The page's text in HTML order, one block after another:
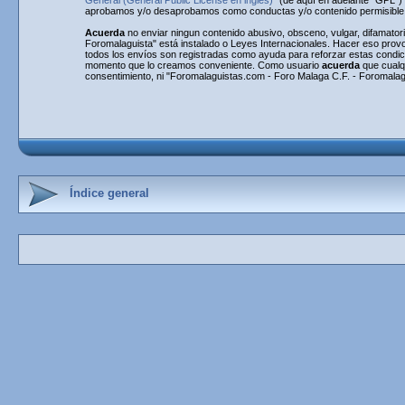
aprobamos y/o desaprobamos como conductas y/o contenido
Acuerda no enviar ningun contenido abusivo, obsceno, vulgar,
Foromalaguista" está instalado o Leyes Internacionales. Hacer eso
todos los envíos son registradas como ayuda para reforzar estas
momento que lo creamos conveniente. Como usuario acuerda que
consentimiento, ni "Foromalaguistas.com - Foro Malaga C.F. -
Índice general